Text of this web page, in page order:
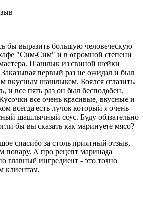
бы выразить большую человеческую
кафе "Сим-Сим" и в огромной степени
мастера. Шашлык из свиной шейки
Заказывая первый раз не ожидал и был
вкусным шашлыком. Боялся сглазить.
и все пять раз он был бесподобен.
все очень красивые, вкусные и
всегда есть лучок который я очень
шашлычный соус. Буду обязательно
бы вы сказать как маринуете мясо?
спасибо за столь приятный отзыв,
повару. А про рецепт маринада
главный ингредиент - это точно
клиентам.